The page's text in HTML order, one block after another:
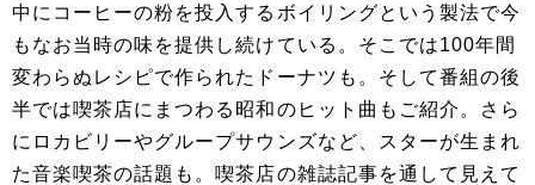
中にコーヒーの粉を投入するボイリングという製法で今
もなお当時の味を提供し続けている。そこでは100年間
変わらぬレシピで作られたドーナツも。そして番組の後
半では喫茶店にまつわる昭和のヒット曲もご紹介。さら
にロカビリーやグループサウンズなど、スターが生まれ
た音楽喫茶の話題も。喫茶店の雑誌記事を通して見えて